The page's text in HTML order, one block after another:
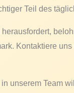
Teil des
Kontaktiere
unserem Team